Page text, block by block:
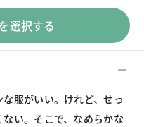
選択する
服がいい。けれど、せっ
い。そこで、なめらかな